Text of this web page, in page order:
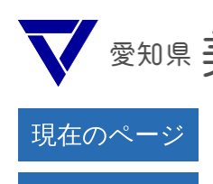
現在のページ